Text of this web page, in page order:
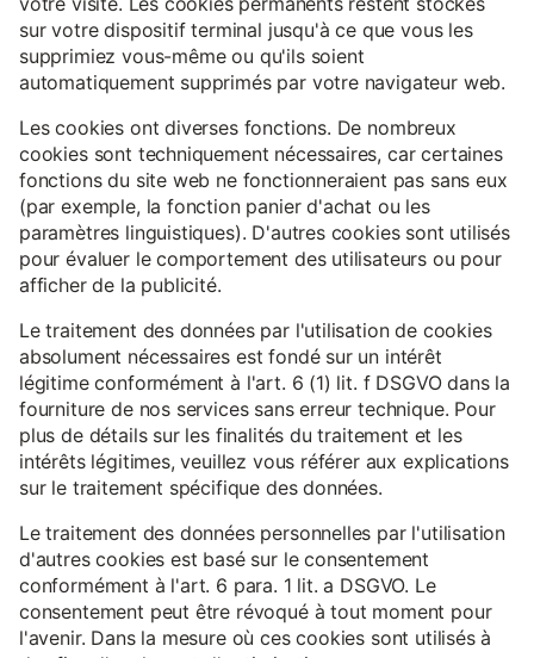
sur votre dispositif terminal jusqu'à ce que vous les
supprimiez vous-même ou qu'ils soient
automatiquement supprimés par votre navigateur web.
Les cookies ont diverses fonctions. De nombreux
cookies sont techniquement nécessaires, car certaines
fonctions du site web ne fonctionneraient pas sans eux
(par exemple, la fonction panier d'achat ou les
paramètres linguistiques). D'autres cookies sont utilisés
pour évaluer le comportement des utilisateurs ou pour
afficher de la publicité.
Le traitement des données par l'utilisation de cookies
absolument nécessaires est fondé sur un intérêt
légitime conformément à l'art. 6 (1) lit. f DSGVO dans la
fourniture de nos services sans erreur technique. Pour
plus de détails sur les finalités du traitement et les
intérêts légitimes, veuillez vous référer aux explications
sur le traitement spécifique des données.
Le traitement des données personnelles par l'utilisation
d'autres cookies est basé sur le consentement
conformément à l'art. 6 para. 1 lit. a DSGVO. Le
consentement peut être révoqué à tout moment pour
l'avenir. Dans la mesure où ces cookies sont utilisés à